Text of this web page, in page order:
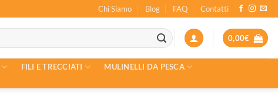
Chi Siamo Blog FAQ Contatti
0,00€
FILI E TRECCIATI
MULINELLI DA PESCA